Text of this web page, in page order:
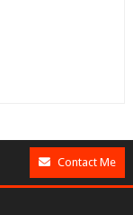
Contact Me